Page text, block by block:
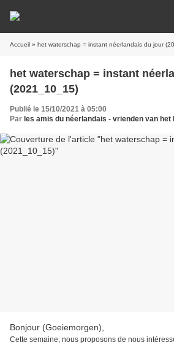
Accueil » het waterschap = instant néerlandais du jour
het waterschap = instant
(2021_10_15)
Publié le 15/10/2021 à 05:00
Par les amis du néerlandais - vrienden van het
Bonjour (Goeiemorgen),
Cette semaine, nous proposons de nous